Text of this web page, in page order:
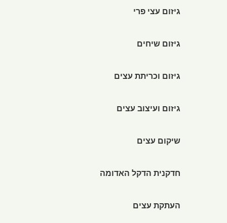
גיזום עצי פרי
גיזום שיחים
גיזום וכריתת עצים
גיזום ועיצוב עצים
שיקום עצים
חדקנית הדקל האדומה
העתקת עצים